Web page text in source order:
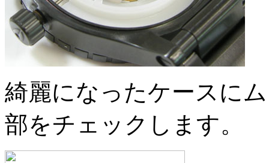
綺麗になったケースに
部をチェックします。